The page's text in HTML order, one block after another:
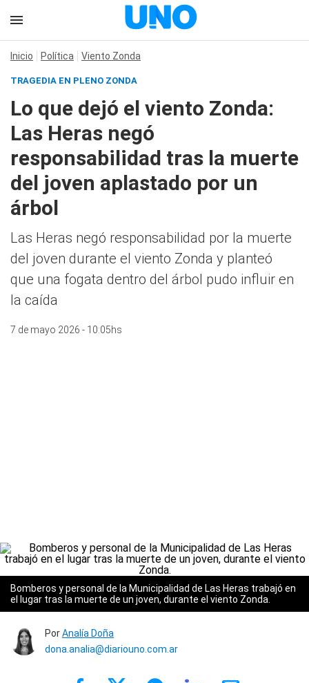
Inicio Política Viento Zonda
TRAGEDIA EN PLENO ZONDA
Lo que dejó el viento Zonda:
Las Heras negó
responsabilidad tras la muerte
del joven aplastado por un
árbol
Las Heras negó responsabilidad por la muerte
del joven durante el viento Zonda y planteó
que una fogata dentro del árbol pudo influir en
la caída
7 de mayo 2026 - 10:05hs
Bomberos y personal de la Municipalidad de Las Heras trabajó en
el lugar tras la muerte de un joven, durante el viento Zonda.
PorAnalía Doña
dona.analia@diariouno.com.ar